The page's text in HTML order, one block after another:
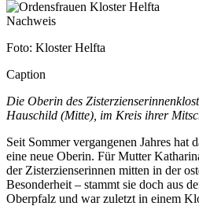
Nachweis
Foto: Kloster Helfta
Caption
Die Oberin des
Hauschild (Mitte), im Kreis ihrer
Seit Sommer vergangenen Jahres hat
eine neue Oberin. Für Mutter
der Zisterzienserinnen mitten in der
Besonderheit – stammt sie doch aus
Oberpfalz und war zuletzt in einem